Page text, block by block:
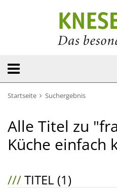
Startseite Suchergebnis
Alle Titel zu
Küche einfach
///TITEL (1)